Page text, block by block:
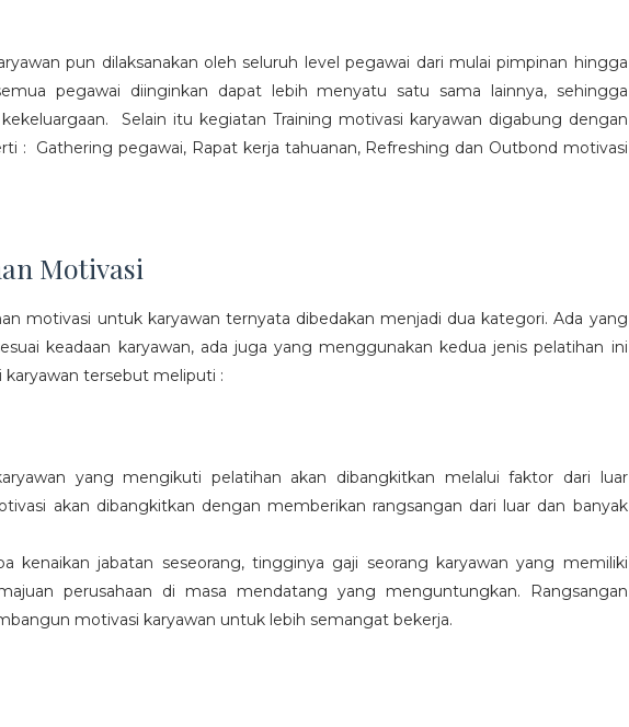
pun dilaksanakan oleh seluruh level pegawai dari mulai pimpinan hingga
pegawai diinginkan dapat lebih menyatu satu sama lainnya, sehingga
Selain itu kegiatan Training motivasi karyawan digabung dengan
: Gathering pegawai, Rapat kerja tahuanan, Refreshing dan Outbond motivasi
Motivasi
motivasi untuk karyawan ternyata dibedakan menjadi dua kategori. Ada yang
keadaan karyawan, ada juga yang menggunakan kedua jenis pelatihan ini
karyawan tersebut meliputi :
yang mengikuti pelatihan akan dibangkitkan melalui faktor dari luar
akan dibangkitkan dengan memberikan rangsangan dari luar dan banyak
kenaikan jabatan seseorang, tingginya gaji seorang karyawan yang memiliki
perusahaan di masa mendatang yang menguntungkan. Rangsangan
motivasi karyawan untuk lebih semangat bekerja.